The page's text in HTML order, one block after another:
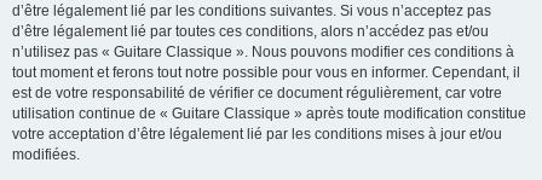
d’être légalement lié par les conditions suivantes. Si vous n’acceptez pas
d’être légalement lié par toutes ces conditions, alors n’accédez pas et/ou
n’utilisez pas « Guitare Classique ». Nous pouvons modifier ces conditions à
tout moment et ferons tout notre possible pour vous en informer. Cependant, il
est de votre responsabilité de vérifier ce document régulièrement, car votre
utilisation continue de « Guitare Classique » après toute modification constitue
votre acceptation d’être légalement lié par les conditions mises à jour et/ou
modifiées.